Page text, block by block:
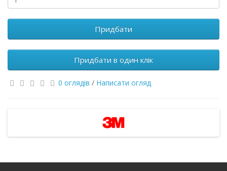
Придбати
Придбати в один клік
0 оглядів / Написати огляд